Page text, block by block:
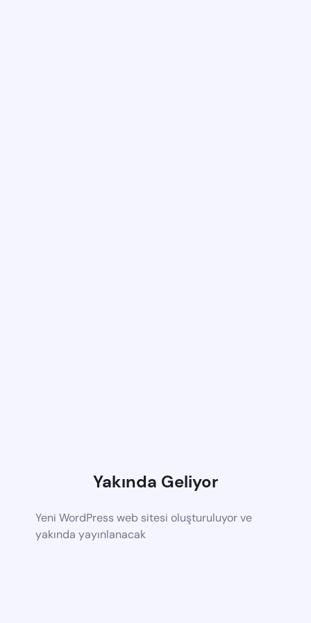
Yakında Geliyor
Yeni WordPress web sitesi oluşturuluyor ve
yakında yayınlanacak